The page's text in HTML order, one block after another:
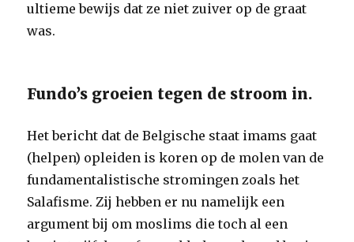
ultieme bewijs dat ze niet zuiver op de graat
was.
Fundo’s groeien tegen de stroom in.
Het bericht dat de Belgische staat imams gaat
(helpen) opleiden is koren op de molen van de
fundamentalistische stromingen zoals het
Salafisme. Zij hebben er nu namelijk een
argument bij om moslims die toch al een